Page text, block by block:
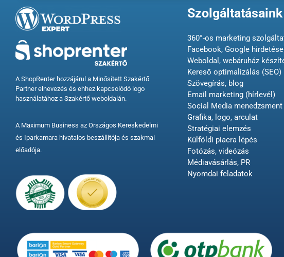
A ShopRenter hozzájárul a Minősített Szakértő
Partner elnevezés és ehhez kapcsolódó logo
használatához a Szakértő weboldalán.
A Maximum Business az Országos Kereskedelmi
és Iparkamara hivatalos beszállítója és szakmai
előadója.
Szolgáltatásaink
360°-os marketing
Facebook, Google
Weboldal, webáruház
Kereső optimalizálás (SEO)
Szövegírás, blog
Email marketing (hírlevél)
Social Media menedzsment
Grafika, logo, arculat
Stratégiai elemzés
Külföldi piacra lépés
Fotózás, videózás
Médiavásárlás, PR
Nyomdai feladatok